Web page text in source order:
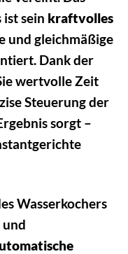
ist sein kraftvolles
und gleichmäßige
Dank der
wertvolle Zeit
Steuerung der
sorgt –
Wasserkochers